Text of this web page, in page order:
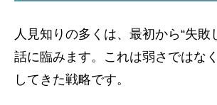
人見知りの多くは、最初から“失敗
話に臨みます。これは弱さではな
してきた戦略です。